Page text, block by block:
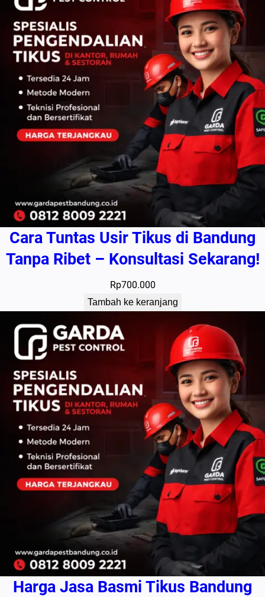
Cara Tuntas Usir Tikus di Bandung
Tanpa Ribet – Konsultasi Sekarang!
Rp700.000
Tambah ke keranjang
Harga Jasa Basmi Tikus Bandung